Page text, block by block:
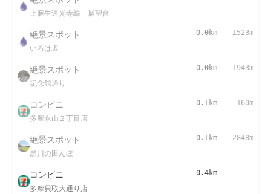
上麻生連光寺線 展望台
絶景スポット
いろは坂
0.0km 1523m
絶景スポット
記念館通り
0.0km 1943m
コンビニ
多摩永山２丁目店
0.1km 160m
絶景スポット
黒川の田んぼ
0.1km 2848m
コンビニ
多摩貝取大通り店
0.4km -